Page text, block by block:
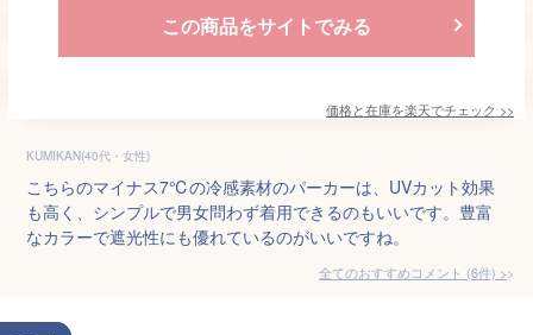
この商品をサイトでみる
価格と在庫を楽天でチェック >>
KUMIKAN(40代・女性)
こちらのマイナス7℃の冷感素材のパーカーは、UVカット効果
も高く、シンプルで男女問わず着用できるのもいいです。豊富
なカラーで遮光性にも優れているのがいいですね。
全てのおすすめコメント (6件) >